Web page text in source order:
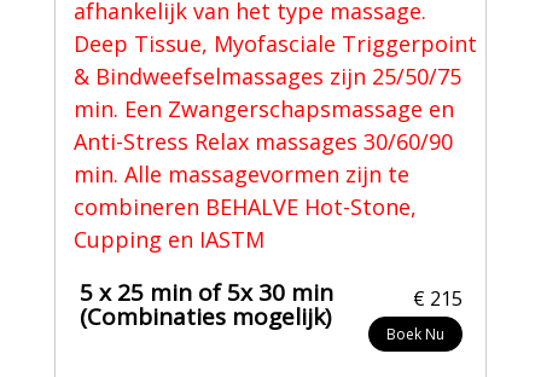
afhankelijk van het type massage.
Deep Tissue, Myofasciale Triggerpoint
& Bindweefselmassages zijn 25/50/75
min. Een Zwangerschapsmassage en
Anti-Stress Relax massages 30/60/90
min. Alle massagevormen zijn te
combineren BEHALVE Hot-Stone,
Cupping en IASTM
5 x 25 min of 5x 30 min
(Combinaties mogelijk)
€ 215
Boek Nu